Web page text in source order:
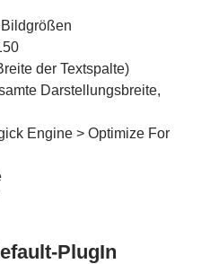
der Textspalte)
Darstellungsbreite,
Engine > Optimize For
PlugIn